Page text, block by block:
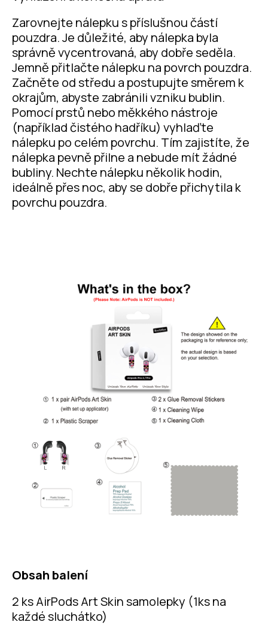
Zarovnejte nálepku s příslušnou částí
pouzdra. Je důležité, aby nálepka byla
správně vycentrovaná, aby dobře seděla.
Jemně přitlačte nálepku na povrch pouzdra.
Začněte od středu a postupujte směrem k
okrajům, abyste zabránili vzniku bublin.
Pomocí prstů nebo měkkého nástroje
(například čistého hadříku) vyhlaďte
nálepku po celém povrchu. Tím zajistíte, že
nálepka pevně přilne a nebude mít žádné
bubliny. Nechte nálepku několik hodin,
ideálně přes noc, aby se dobře přichytila k
povrchu pouzdra.
Obsah balení
2 ks AirPods Art Skin samolepky (1ks na
každé sluchátko)